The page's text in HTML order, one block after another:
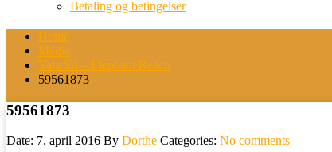
Betaling og betingelser
Home
Medie
Yala Sri – Elephant Reach
59561873
59561873
Date: 7. april 2016 By Dorthe Categories: No comments